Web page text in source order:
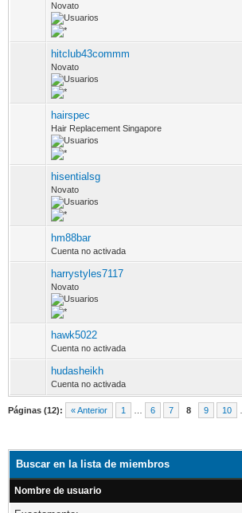
Novato
hitclub43commm
Novato
hairspec
Hair Replacement Singapore
hisentialsg
Novato
hm88bar
Cuenta no activada
harrystyles7117
Novato
hawk5022
Cuenta no activada
hudasheikh
Cuenta no activada
Páginas (12): « Anterior 1 6 7 8 9 10
Buscar en la lista de miembros
Nombre de usuario